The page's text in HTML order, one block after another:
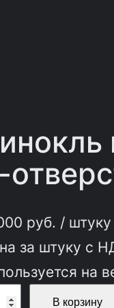
руб. / штуку
за штуку с
на
В корзину